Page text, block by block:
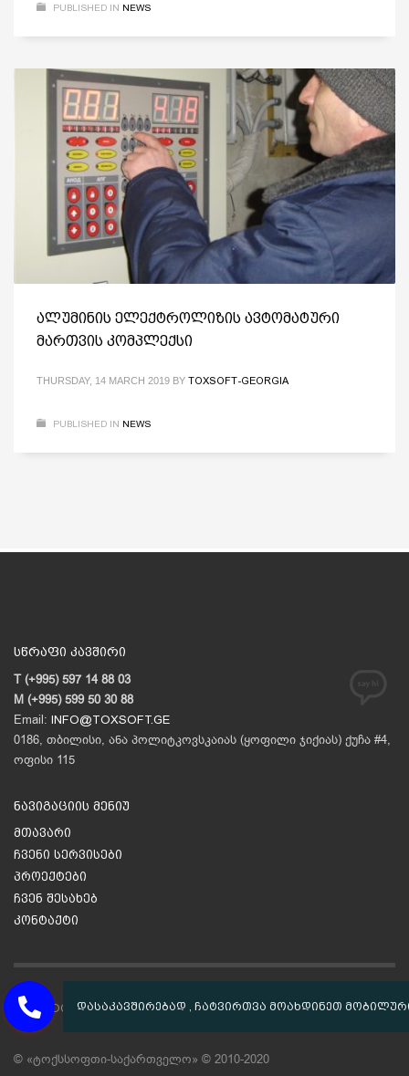
PUBLISHED IN NEWS
ალუმინის ელექტროლიზის ავტომატური
მართვის კომპლექსი
THURSDAY, 14 MARCH 2019 BY TOXSOFT-GEORGIA
PUBLISHED IN NEWS
სწრაფი კავშირი
T (+995) 597 14 88 03
M (+995) 599 50 30 88
Email: INFO@TOXSOFT.GE
0186, თბილისი, ანა პოლიტკოვსკაიას (ყოფილი ჯიქიას) ქუჩა #4,
ოფისი 115
ნავიგაციის მენიუ
მთავარი
ჩვენი სერვისები
პროექტები
ჩვენ შესახებ
კონტაქტი
GET SOCIAL
© «ტოქსსოფთი-საქართველო» © 2010-2020